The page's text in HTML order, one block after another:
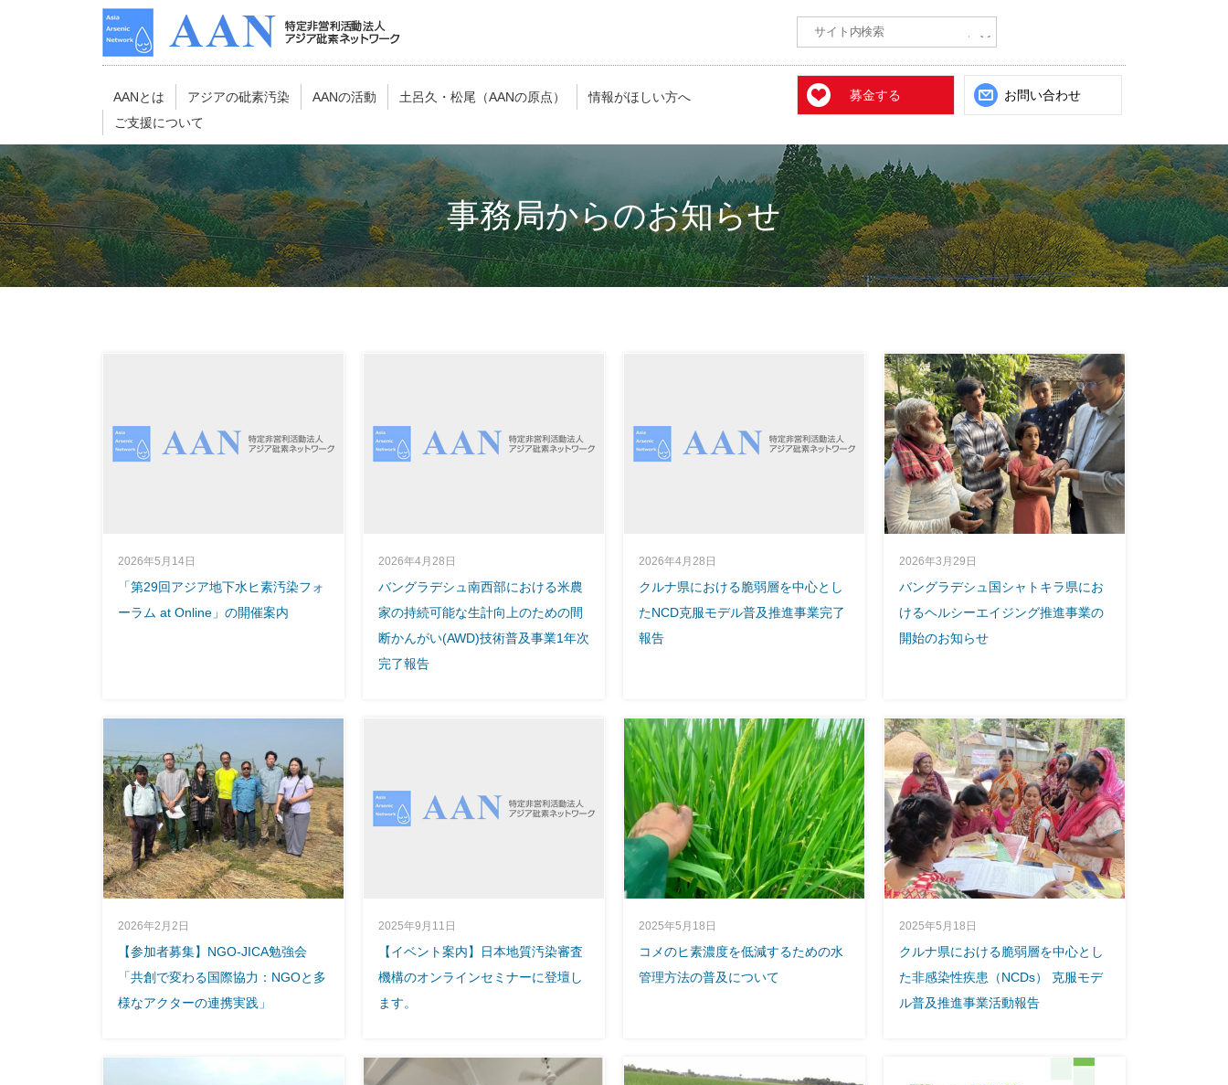
AANとは アジアの砒素汚染 AANの活動 土呂久・松尾（AANの原点）
情報がほしい方へ
ご支援について
募金する お問い合わせ
事務局からのお知らせ
2026年5月14日
「第29回アジア地下水ヒ素汚染フォ
ーラム at Online」の開催案内
2026年4月28日
バングラデシュ南西部における米農
家の持続可能な生計向上のための間
断かんがい(AWD)技術普及事業1年次
完了報告
2026年4月28日
クルナ県における脆弱層を中心とし
たNCD克服モデル普及推進事業完了
報告
2026年3月29日
バングラデシュ国シャトキラ県にお
けるヘルシーエイジング推進事業の
開始のお知らせ
2026年2月2日
【参加者募集】NGO-JICA勉強会
「共創で変わる国際協力：NGOと多
様なアクターの連携実践」
2025年9月11日
【イベント案内】日本地質汚染審査
機構のオンラインセミナーに登壇し
ます。
2025年5月18日
コメのヒ素濃度を低減するための水
管理方法の普及について
2025年5月18日
クルナ県における脆弱層を中心とし
た非感染性疾患（NCDs） 克服モデ
ル普及推進事業活動報告